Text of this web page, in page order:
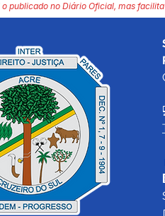
publicado no Diário Oficial, mas